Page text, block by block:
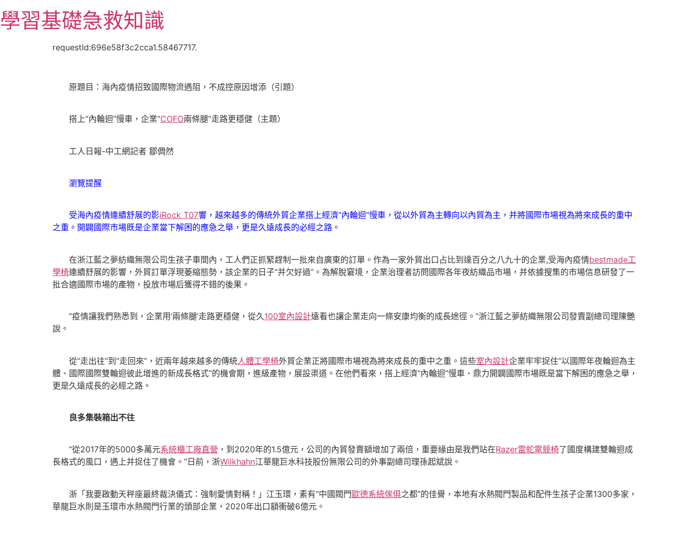
至
主
學習基礎急救知識
requestId:696e58f3c2cca1.58467717.
原題目：海內疫情招致國際物流遇阻，不成控原因增添（引題）
搭上“內輪迴”慢車，企業“COFO兩條腿”走路更穩健（主題）
工人日報-中工網記者 鄒倜然
瀏覽提醒
受海內疫情連續舒展的影iRock T07響，越來越多的傳統外貿企業搭上經濟“內輪迴”慢車，從以外貿為主轉向以內貿為主，并將國際市場視為將來成長的重中
之重。開闢國際市場既是企業當下解困的應急之舉，更是久遠成長的必經之路。
在浙江藍之夢紡織無限公司生孩子車間內，工人們正抓緊趕制一批來自廣東的訂單。作為一家外貿出口占比到達百分之八九十的企業,受海內疫情bestmade工
學椅連續舒展的影響，外貿訂單浮現萎縮態勢，該企業的日子“并欠好過”。為解脫窘境，企業治理者訪問國際各年夜紡織品市場，并依據搜集的市場信息研發了一
批合適國際市場的產物，投放市場后獲得不錯的後果。
“疫情讓我們熟悉到，企業用‘兩條腿’走路更穩健，從久100室內設計遠看也讓企業走向一條安康均衡的成長途徑。”浙江藍之夢紡織無限公司發賣副總司理陳艷
說。
從“走出往”到“走回來”，近兩年越來越多的傳統人體工學椅外貿企業正將國際市場視為將來成長的重中之重。這些室內設計企業牢牢捉住“以國際年夜輪迴為主
體、國際國際雙輪迴彼此增進的新成長格式”的機會期，進級產物，展設渠道。在他們看來，搭上經濟“內輪迴”慢車、鼎力開闢國際市場既是當下解困的應急之舉，
更是久遠成長的必經之路。
良多集裝箱出不往
“從2017年的5000多萬元系統櫃工廠直營 ，到2020年的1.5億元，公司的內貿發賣額增加了兩倍，重要緣由是我們站在Razer雷蛇電競椅了國度構建雙輪迴成
長格式的風口，遇上并捉住了機會。”日前，浙Wilkhahn江華龍巨水科技股份無限公司的外事副總司理孫起斌說。
浙「我要啟動天秤座最終裁決儀式：強制愛情對稱！」江玉環，素有“中國閥門歐德系統傢俱之都”的佳譽，本地有水熱閥門製品和配件生孩子企業1300多家，
華龍巨水則是玉環市水熱閥門行業的頭部企業，2020年出口額衝破6億元。